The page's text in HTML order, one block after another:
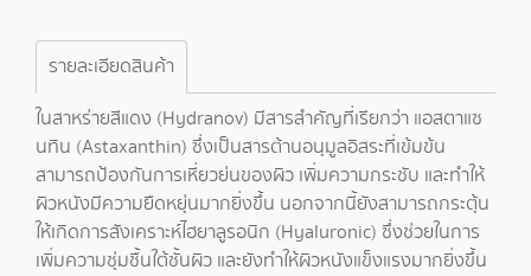
รายละเอียดสินค้า
ในสาหร่ายสีแดง (Hydranov) มีสารสำคัญที่เรียกว่า แอสตาแซ
นทิน (Astaxanthin) ซึ่งเป็นสารต้านอนุมูลอิสระที่เข้มข้น
สามารถป้องกันการเหี่ยวย่นของผิว เพิ่มความกระชับ และทำให้
ผิวหนังมีความยืดหยุ่นมากยิ่งขึ้น นอกจากนี้ยังสามารถกระตุ้น
ให้เกิดการสังเคราะห์ไฮยาลูรอนิก (Hyaluronic) ซึ่งช่วยในการ
เพิ่มความชุ่มชื้นใต้ชั้นผิว และยังทำให้ผิวหนังแข็งแรงมากยิ่งขึ้น